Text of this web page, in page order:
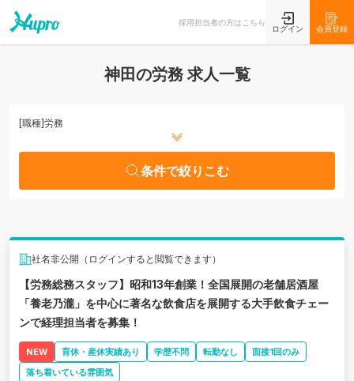
採用担当者の方はこちら
ログイン 会員登録
神田の労務 求人一覧
[職種]労務
条件で絞りこむ
社名非公開（ログインすると閲覧できます）
【労務総務スタッフ】昭和13年創業！全国展開の老舗居酒屋
「養老乃瀧」を中心に著名な飲食店を展開する大手飲食チェー
ンで経理担当者を募集！
NEW 育休・産休実績あり 学歴不問 転勤なし
面接1回のみ
落ち着いている雰囲気